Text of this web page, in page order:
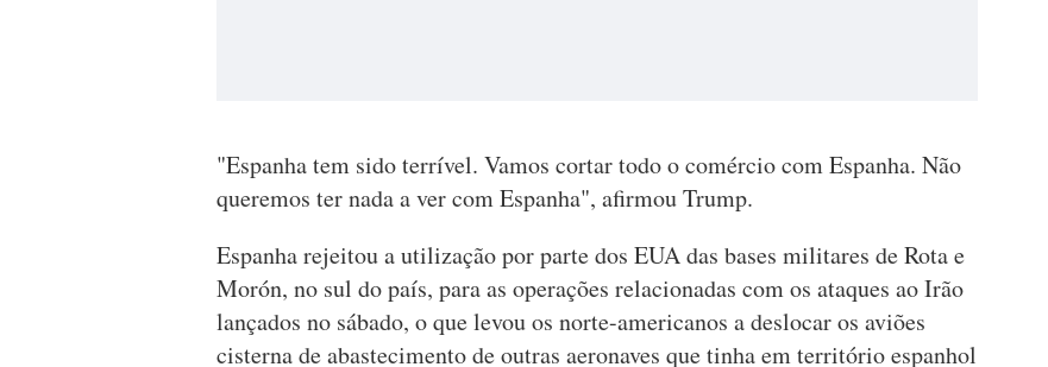
"Espanha tem sido terrível. Vamos cortar todo o comércio com Espanha. Não
queremos ter nada a ver com Espanha", afirmou Trump.
Espanha rejeitou a utilização por parte dos EUA das bases militares de Rota e
Morón, no sul do país, para as operações relacionadas com os ataques ao Irão
lançados no sábado, o que levou os norte-americanos a deslocar os aviões
cisterna de abastecimento de outras aeronaves que tinha em território espanhol